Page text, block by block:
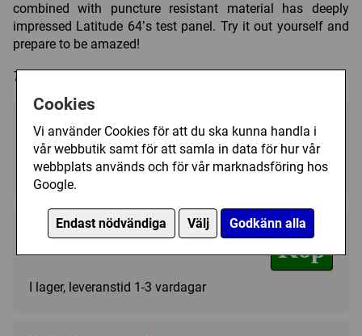
Cookies
Vi använder Cookies för att du ska kunna handla i
vår webbutik samt för att samla in data för hur vår
webbplats används och för vår marknadsföring hos
Google.
Endast nödvändiga Välj Godkänn alla
combined with puncture resistant material has deeply
impressed Latitude 64’s test panel. Try it out yourself and
prepare to be amazed!
Trycket på discen kan variera i färg och form.
Välj färg:
Pink - I lager ▼
149 kr Köp
I lager, leveranstid 1-3 vardagar